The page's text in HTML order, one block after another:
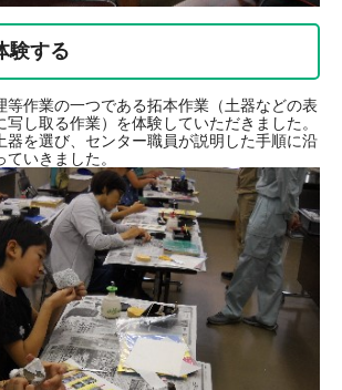
験する
等作業の一つである拓本作業（土器などの表
し取る作業）を体験していただきました。
器を選び、センター職員が説明した手順に沿
いきました。